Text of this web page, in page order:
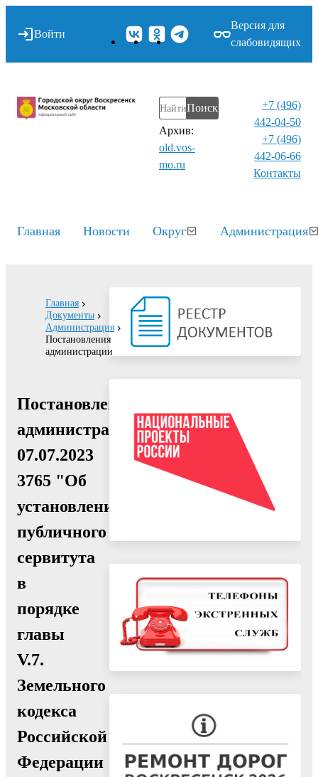
Войти
Версия для
слабовидящих
Поиск
Архив:
old.vos-
mo.ru
+7 (496)
442-04-50
+7 (496)
442-06-66
Контакты⁠
Главная Новости Округ Администрация
Главная
Документы
Администрация
Постановления
администрации
Постановление
администрации
07.07.2023
3765 "Об
установлении
публичного
сервитута
в
порядке
главы
V.7.
Земельного
кодекса
Российской
Федерации